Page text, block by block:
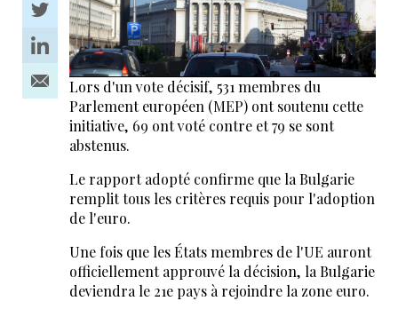
Lors d'un vote décisif, 531 membres du
Parlement européen (MEP) ont soutenu cette
initiative, 69 ont voté contre et 79 se sont
abstenus.
Le rapport adopté confirme que la Bulgarie
remplit tous les critères requis pour l'adoption
de l'euro.
Une fois que les États membres de l'UE auront
officiellement approuvé la décision, la Bulgarie
deviendra le 21e pays à rejoindre la zone euro.